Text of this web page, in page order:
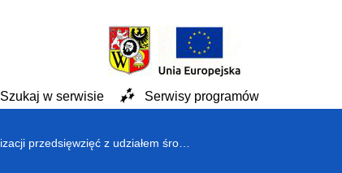
Szukaj w serwisie Serwisy programów